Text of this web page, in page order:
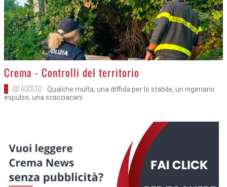
>
Crema - Controlli del territorio
08 AGOSTO
Qualche multa, una diffida per lo stabile, un nigeriano
espulso, una scacciacani